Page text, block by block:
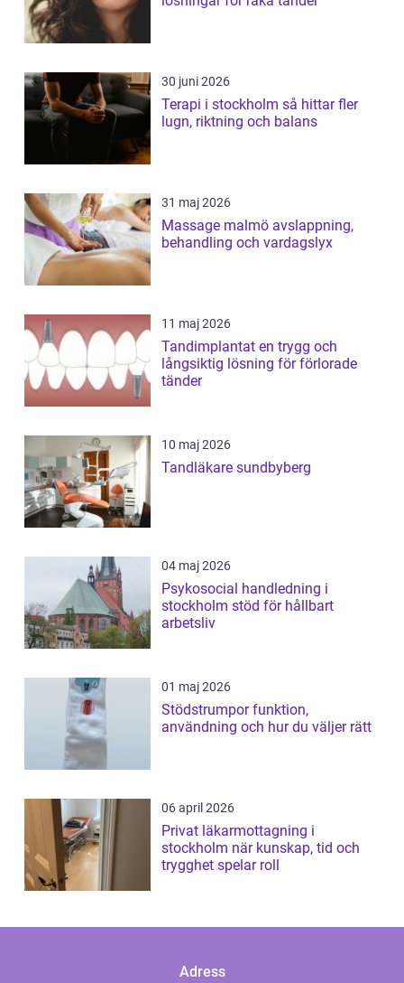
30 juni 2026
Terapi i stockholm så hittar fler
lugn, riktning och balans
31 maj 2026
Massage malmö avslappning,
behandling och vardagslyx
11 maj 2026
Tandimplantat en trygg och
långsiktig lösning för förlorade
tänder
10 maj 2026
Tandläkare sundbyberg
04 maj 2026
Psykosocial handledning i
stockholm stöd för hållbart
arbetsliv
01 maj 2026
Stödstrumpor funktion,
användning och hur du väljer rätt
06 april 2026
Privat läkarmottagning i
stockholm när kunskap, tid och
trygghet spelar roll
Adress